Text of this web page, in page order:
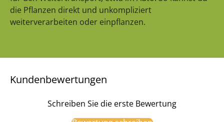
die Pflanzen direkt und unkompliziert
weiterverarbeiten oder einpflanzen.
Kundenbewertungen
Schreiben Sie die erste Bewertung